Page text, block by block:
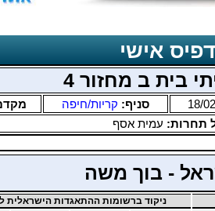
אישי
בית ב מחזור 4
18/ סניף: קריות/חיפה
תחרות: עמית אסף
- בוך משה
ניקוד ברשומות ההתאגדות הישראלית